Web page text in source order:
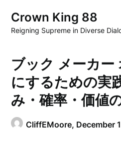
content
Crown King 88
Reigning Supreme in Diverse
ブック メーカー
にするための実
み・確率・価値
CliffEMoore, December